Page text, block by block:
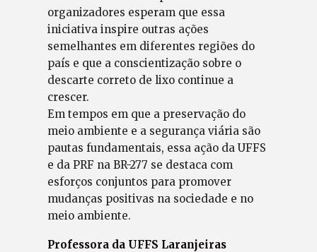
organizadores esperam que essa
iniciativa inspire outras ações
semelhantes em diferentes regiões do
país e que a conscientização sobre o
descarte correto de lixo continue a
crescer.
Em tempos em que a preservação do
meio ambiente e a segurança viária são
pautas fundamentais, essa ação da UFFS
e da PRF na BR-277 se destaca com
esforços conjuntos para promover
mudanças positivas na sociedade e no
meio ambiente.
Professora da UFFS Laranjeiras